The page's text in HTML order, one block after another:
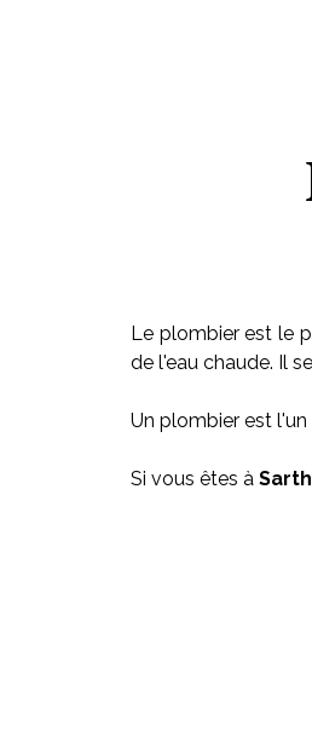
Le plombier est le
de l'eau chaude. Il
Un plombier est
Si vous êtes à